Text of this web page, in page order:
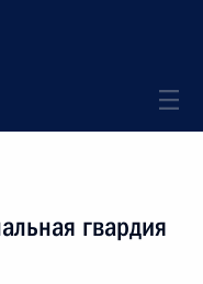
гвардия